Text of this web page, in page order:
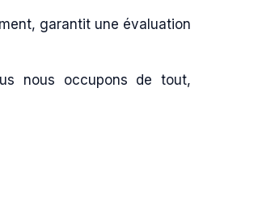
garantit une évaluation
nous occupons de tout,